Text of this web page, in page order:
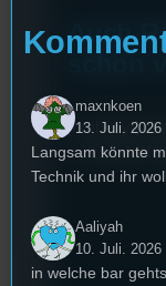
Auch
schon
[embedyt]
maxnkoen
13. Juli. 2026
Langsam könnte
Technik und ihr
Aaliyah
10. Juli. 2026
in welche bar